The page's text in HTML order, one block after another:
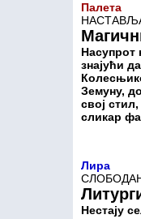
Палета
Насупрот
знајући
Земуну,
свој
сликар
Лира
Нестају